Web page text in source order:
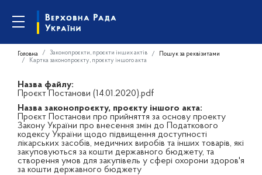
Головна Законопроєкти, проєкти інших актів
Пошук за реквізитами
Картка законопроєкту, проєкту іншого акта
Назва файлу:
Проєкт Постанови (14.01.2020).pdf
Назва законопроєкту, проєкту іншого акта:
Проєкт Постанови про прийняття за основу проекту
Закону України про внесення змін до Податкового
кодексу України щодо підвищення доступності
лікарських засобів, медичних виробів та інших товарів, які
закуповуються за кошти державного бюджету, та
створення умов для закупівель у сфері охорони здоров'я
за кошти державного бюджету